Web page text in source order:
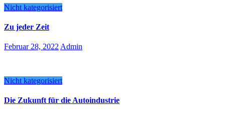
Nicht kategorisiert
Zu jeder Zeit
Februar 28, 2022 Admin
Nicht kategorisiert
Die Zukunft für die Autoindustrie